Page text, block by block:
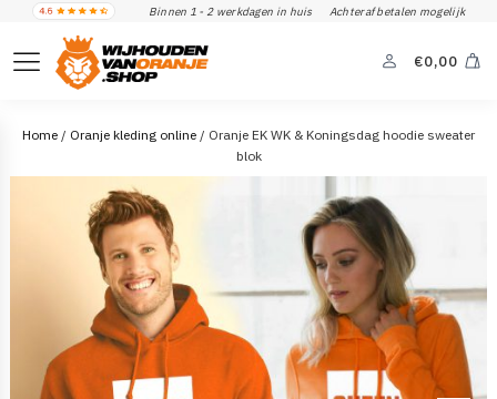
Binnen 1 - 2 werkdagen in huis Achteraf betalen mogelijk
€0,00
Home / Oranje kleding online / Oranje EK WK & Koningsdag hoodie sweater
blok